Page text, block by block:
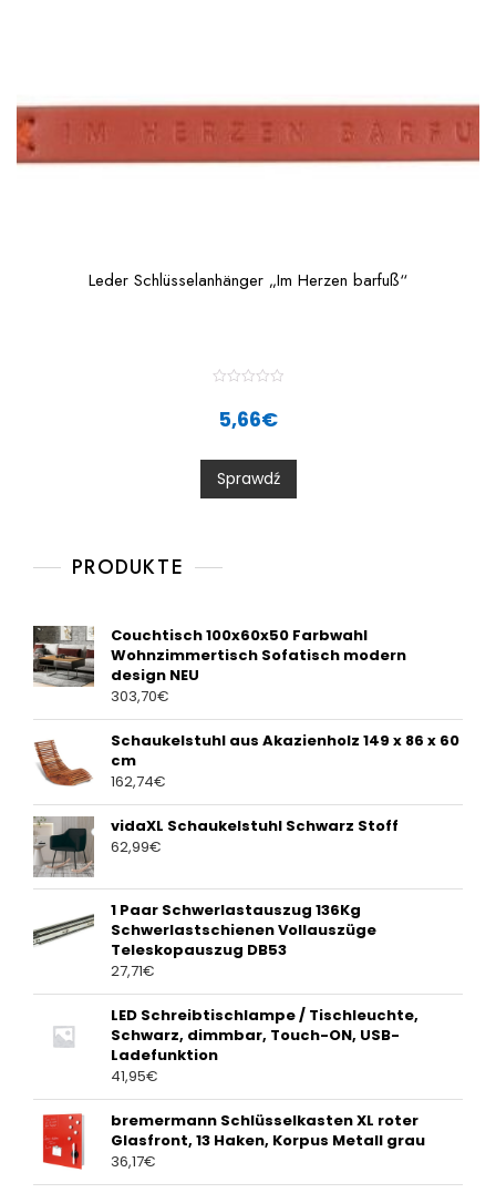
Leder Schlüsselanhänger „Im Herzen barfuß“
0
o
u
t
5,66€
Sprawdź
PRODUKTE
Couchtisch 100x60x50 Farbwahl
Wohnzimmertisch Sofatisch modern
design NEU
303,70€
Schaukelstuhl aus Akazienholz 149 x 86 x 60
cm
162,74€
vidaXL Schaukelstuhl Schwarz Stoff
62,99€
1 Paar Schwerlastauszug 136Kg
Schwerlastschienen Vollauszüge
Teleskopauszug DB53
27,71€
LED Schreibtischlampe / Tischleuchte,
Schwarz, dimmbar, Touch-ON, USB-
Ladefunktion
41,95€
bremermann Schlüsselkasten XL roter
Glasfront, 13 Haken, Korpus Metall grau
36,17€